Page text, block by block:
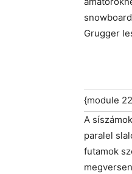
Grugger
{module
A
paralel
futamok